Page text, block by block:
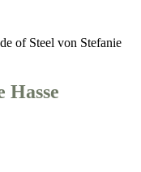
of Steel von Stefanie
Hasse